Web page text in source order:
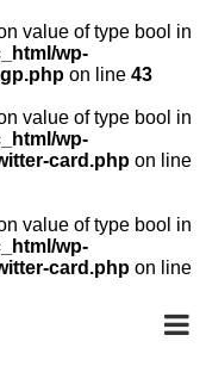
value of type bool in
wp-
on line 43
value of type bool in
wp-
card.php on line
value of type bool in
wp-
card.php on line